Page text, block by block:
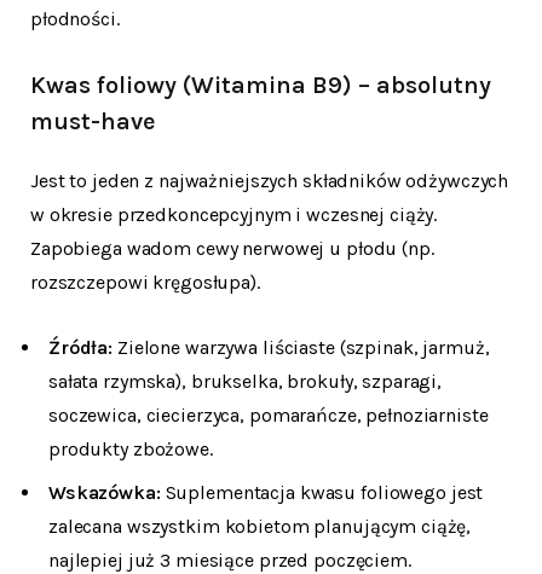
płodności.
Kwas foliowy (Witamina B9) – absolutny
must-have
Jest to jeden z najważniejszych składników odżywczych
w okresie przedkoncepcyjnym i wczesnej ciąży.
Zapobiega wadom cewy nerwowej u płodu (np.
rozszczepowi kręgosłupa).
Źródła: Zielone warzywa liściaste (szpinak, jarmuż,
sałata rzymska), brukselka, brokuły, szparagi,
soczewica, ciecierzyca, pomarańcze, pełnoziarniste
produkty zbożowe.
Wskazówka: Suplementacja kwasu foliowego jest
zalecana wszystkim kobietom planującym ciążę,
najlepiej już 3 miesiące przed poczęciem.